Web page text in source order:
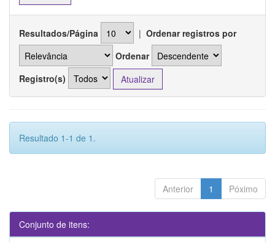
Resultados/Página | Ordenar registros por
Ordenar
Registro(s)
Resultado 1-1 de 1.
Anterior 1 Póximo
Conjunto de itens: